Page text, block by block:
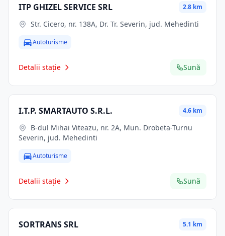
ITP GHIZEL SERVICE SRL 2.8 km
Str. Cicero, nr. 138A, Dr. Tr. Severin, jud. Mehedinti
Autoturisme
Detalii stație Sună
I.T.P. SMARTAUTO S.R.L. 4.6 km
Severin, jud. Mehedinti
Autoturisme
Detalii stație Sună
SORTRANS SRL 5.1 km